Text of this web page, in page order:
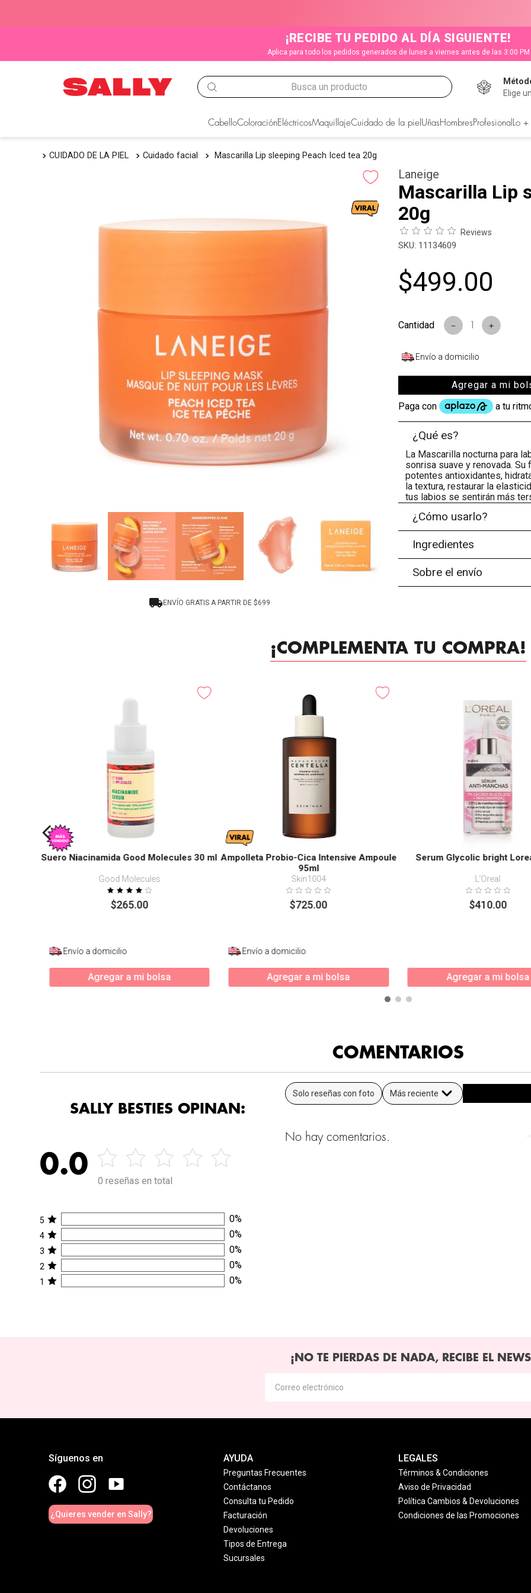
¡RECIBE TU PEDIDO AL DÍA SIGUIENTE!
Aplica para todo los pedidos generados de lunes a viernes antes de las 3:00 PM
Busca un producto
Elige
CabelloColoraciónEléctricosMaquillajeCuidado de la piel Uñas Hombres Profesional Lo
CUIDADO DE LA PIEL Cuidado facial Mascarilla Lip sleeping Peach Iced tea 20g
ENVÍO GRATIS A PARTIR DE $699
Laneige
Mascarilla Lip
20g
Reviews
: 11134609
$499.00
＋
－
Envío a domicilio
Agregar a mi
¿Qué es?
La Mascarilla nocturna para
sonrisa suave y renovada.
potentes antioxidantes,
la textura, restaurar la
tus labios se sentirán más
¿Cómo usarlo?
Ingredientes
Sobre el envío
¡COMPLEMENTA TU COMPRA!
Suero Niacinamida Good Molecules 30 ml
Good Molecules
$265.00
Envío a domicilio
Agregar a mi bolsa
Ampolleta Probio-Cica Intensive Ampoule
95ml
Skin1004
$725.00
Envío a domicilio
Agregar a mi bolsa
Serum Glycolic bright
L'Oreal
$410.00
Agregar a mi bolsa
COMENTARIOS
SALLY BESTIES OPINAN:
0.0
0 reseñas en total
5 0%
4 0%
3 0%
2 0%
1 0%
Solo reseñas con foto Más reciente
No hay comentarios.
¡NO TE PIERDAS DE NADA, RECIBE EL
Síguenos en
¿Quieres vender en Sally?
AYUDA
Preguntas Frecuentes
Contáctanos
Consulta tu Pedido
Facturación
Devoluciones
Tipos de Entrega
Sucursales
LEGALES
Términos & Condiciones
Aviso de Privacidad
Política Cambios & Devoluciones
Condiciones de las Promociones
TÉRMINOS MÁS BUSCADOS
2. igora
5. olaplex